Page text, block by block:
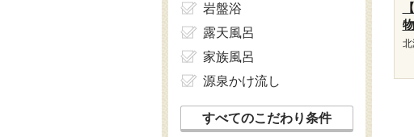
岩盤浴
露天風呂
家族風呂
源泉かけ流し
すべてのこだわり条件